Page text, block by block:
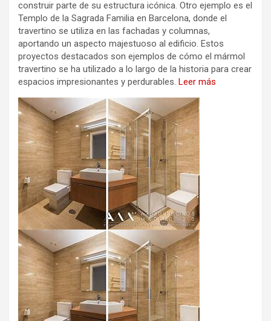
construir parte de su estructura icónica. Otro ejemplo es el
Templo de la Sagrada Familia en Barcelona, donde el
travertino se utiliza en las fachadas y columnas,
aportando un aspecto majestuoso al edificio. Estos
proyectos destacados son ejemplos de cómo el mármol
travertino se ha utilizado a lo largo de la historia para crear
espacios impresionantes y perdurables. Leer más